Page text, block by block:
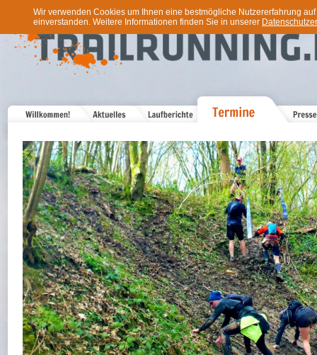
Wir verwenden Cookies um Ihnen eine bestmögliche Nutzererfahrung
einverstanden. Weitere Informationen finden Sie in unserer